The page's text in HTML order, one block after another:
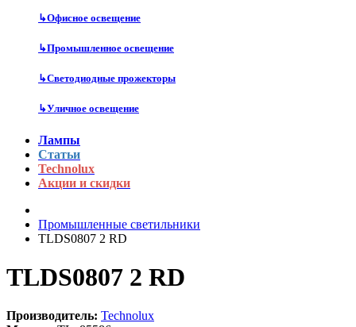
↳Офисное освещение
↳Промышленное освещение
↳Светодиодные прожекторы
↳Уличное освещение
Лампы
Статьи
Technolux
Акции и скидки
Промышленные светильники
TLDS0807 2 RD
TLDS0807 2 RD
Производитель: Technolux